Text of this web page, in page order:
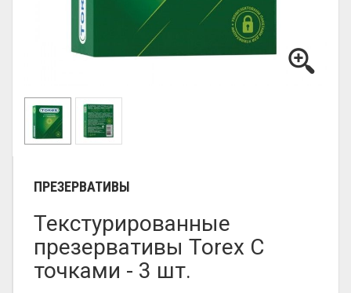
ПРЕЗЕРВАТИВЫ
Текстурированные
презервативы Torex С
точками - 3 шт.